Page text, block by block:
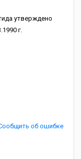
утверждено
г.
об ошибке